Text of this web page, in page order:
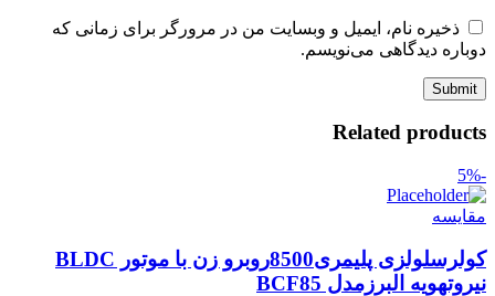
ذخیره نام، ایمیل و وبسایت من در مرورگر برای زمانی که
دوباره دیدگاهی می‌نویسم.
Related products
-5%
مقايسه
کولرسلولزی پلیمری8500روبرو زن با موتور BLDC
نیروتهویه البرزمدل BCF85